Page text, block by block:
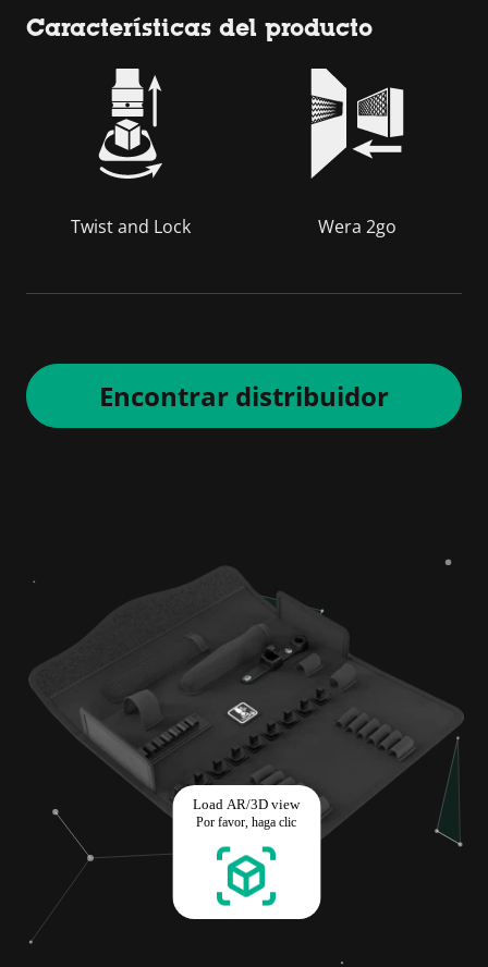
Características del producto
Twist and Lock Wera 2go
Encontrar distribuidor